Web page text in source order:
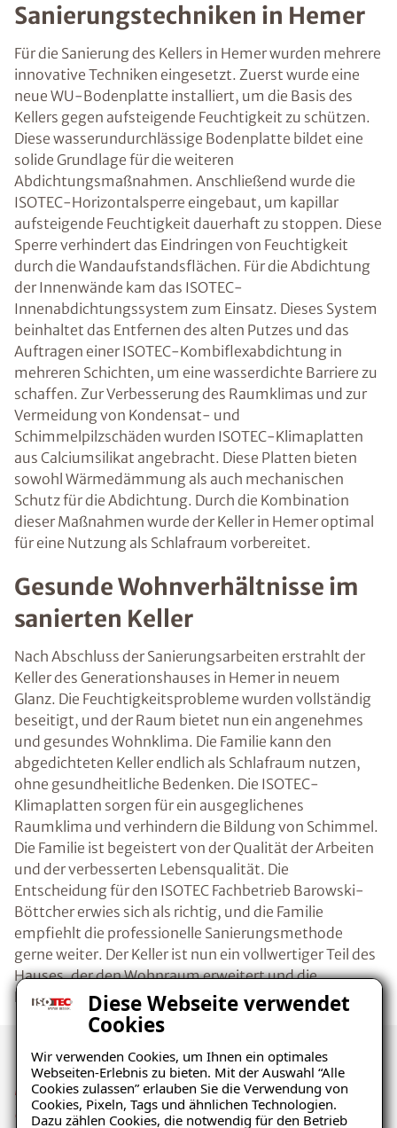
Diese Webseite verwendet
Cookies
Wir verwenden Cookies, um Ihnen ein optimales
Webseiten-Erlebnis zu bieten. Mit der Auswahl “Alle
Cookies zulassen” erlauben Sie die Verwendung von
Cookies, Pixeln, Tags und ähnlichen Technologien.
Dazu zählen Cookies, die notwendig für den Betrieb
Sanierungstechniken in Hemer
Für die Sanierung des Kellers in Hemer wurden mehrere
innovative Techniken eingesetzt. Zuerst wurde eine
neue WU-Bodenplatte installiert, um die Basis des
Kellers gegen aufsteigende Feuchtigkeit zu schützen.
Diese wasserundurchlässige Bodenplatte bildet eine
solide Grundlage für die weiteren
Abdichtungsmaßnahmen. Anschließend wurde die
ISOTEC-Horizontalsperre eingebaut, um kapillar
aufsteigende Feuchtigkeit dauerhaft zu stoppen. Diese
Sperre verhindert das Eindringen von Feuchtigkeit
durch die Wandaufstandsflächen. Für die Abdichtung
der Innenwände kam das ISOTEC-
Innenabdichtungssystem zum Einsatz. Dieses System
beinhaltet das Entfernen des alten Putzes und das
Auftragen einer ISOTEC-Kombiflexabdichtung in
mehreren Schichten, um eine wasserdichte Barriere zu
schaffen. Zur Verbesserung des Raumklimas und zur
Vermeidung von Kondensat- und
Schimmelpilzschäden wurden ISOTEC-Klimaplatten
aus Calciumsilikat angebracht. Diese Platten bieten
sowohl Wärmedämmung als auch mechanischen
Schutz für die Abdichtung. Durch die Kombination
dieser Maßnahmen wurde der Keller in Hemer optimal
für eine Nutzung als Schlafraum vorbereitet.
Gesunde Wohnverhältnisse im
sanierten Keller
Nach Abschluss der Sanierungsarbeiten erstrahlt der
Keller des Generationshauses in Hemer in neuem
Glanz. Die Feuchtigkeitsprobleme wurden vollständig
beseitigt, und der Raum bietet nun ein angenehmes
und gesundes Wohnklima. Die Familie kann den
abgedichteten Keller endlich als Schlafraum nutzen,
ohne gesundheitliche Bedenken. Die ISOTEC-
Klimaplatten sorgen für ein ausgeglichenes
Raumklima und verhindern die Bildung von Schimmel.
Die Familie ist begeistert von der Qualität der Arbeiten
und der verbesserten Lebensqualität. Die
Entscheidung für den ISOTEC Fachbetrieb Barowski-
Böttcher erwies sich als richtig, und die Familie
empfiehlt die professionelle Sanierungsmethode
gerne weiter. Der Keller ist nun ein vollwertiger Teil des
Hauses, der den Wohnraum erweitert und die
Nutzungsmöglichkeiten deutlich verbessert.
Mehr Eindrücke der
Sanierung